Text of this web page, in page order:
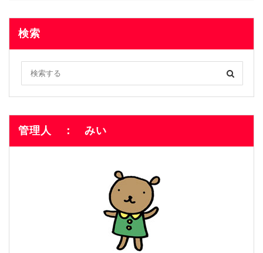
検索
管理人 ： みい